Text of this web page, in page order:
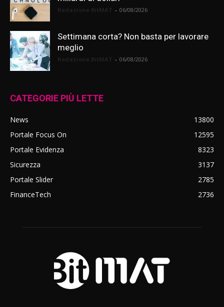
- 06/08/2026
Settimana corta? Non basta per lavorare
meglio
- 06/08/2026
CATEGORIE PIÙ LETTE
News
13800
Portale Focus On
12595
Portale Evidenza
8323
Sicurezza
3137
Portale Slider
2785
FinanceTech
2736